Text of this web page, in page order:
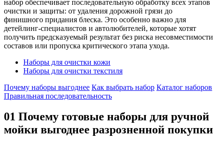
набор обеспечивает последовательную обработку всех этапов
очистки и защиты: от удаления дорожной грязи до
финишного придания блеска. Это особенно важно для
детейлинг-специалистов и автолюбителей, которые хотят
получить предсказуемый результат без риска несовместимости
составов или пропуска критического этапа ухода.
Наборы для очистки кожи
Наборы для очистки текстиля
Почему наборы выгоднее Как выбрать набор Каталог наборов
Правильная последовательность
01 Почему готовые наборы для ручной
мойки выгоднее разрозненной покупки